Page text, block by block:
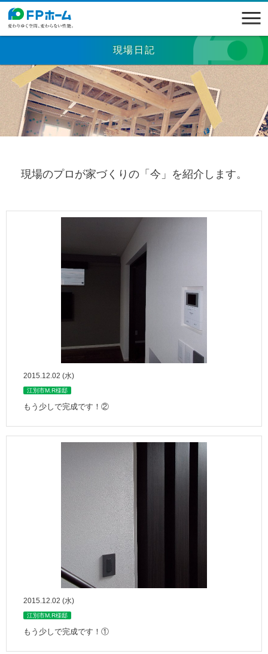
現場日記
現場のプロが家づくりの「今」を紹介します。
2015.12.02 (水)
江別市M.R様邸
もう少しで完成です！②
2015.12.02 (水)
江別市M.R様邸
もう少しで完成です！①